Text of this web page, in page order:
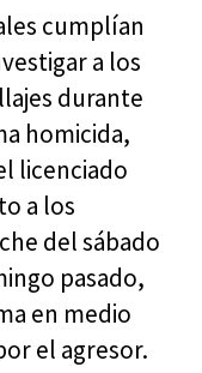
cumplían
a los
durante
homicida,
licenciado
a los
del sábado
pasado,
en medio
el agresor.